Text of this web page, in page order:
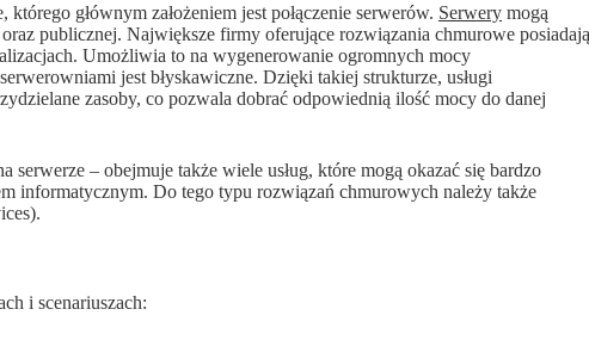
głównym założeniem jest połączenie serwerów. Serwery mogą
publicznej. Największe firmy oferujące rozwiązania chmurowe posiadają
Umożliwia to na wygenerowanie ogromnych mocy
jest błyskawiczne. Dzięki takiej strukturze, usługi
zasoby, co pozwala dobrać odpowiednią ilość mocy do danej
serwerze – obejmuje także wiele usług, które mogą okazać się bardzo
informatycznym. Do tego typu rozwiązań chmurowych należy także
i scenariuszach: